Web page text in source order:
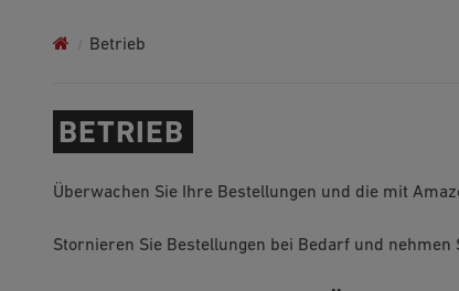
Betrieb
BETRIEB
Überwachen Sie Ihre Bestellungen und die mit
Stornieren Sie Bestellungen bei Bedarf und nehmen